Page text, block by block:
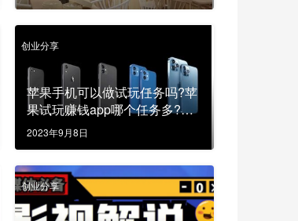
苹果手机可以做试玩任务吗?苹
果试玩赚钱app哪个任务多?哪
个软件好用?
2023年9月8日
创业分享
创业分享